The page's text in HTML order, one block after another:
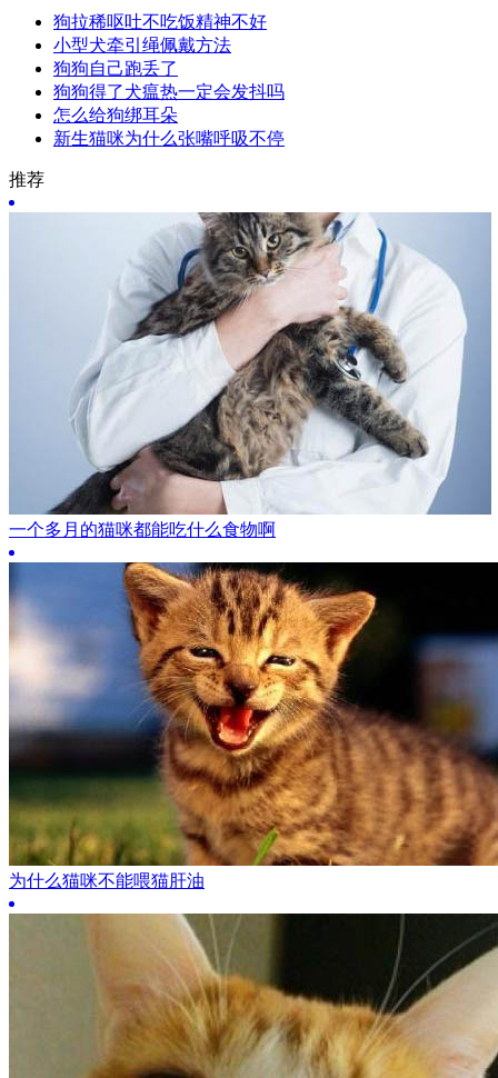
狗拉稀呕吐不吃饭精神不好
小型犬牵引绳佩戴方法
狗狗自己跑丢了
狗狗得了犬瘟热一定会发抖吗
怎么给狗绑耳朵
新生猫咪为什么张嘴呼吸不停
推荐
一个多月的猫咪都能吃什么食物啊
为什么猫咪不能喂猫肝油